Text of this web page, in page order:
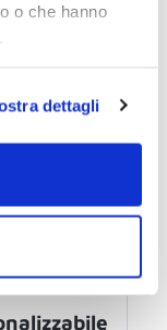
o che hanno
dettagli